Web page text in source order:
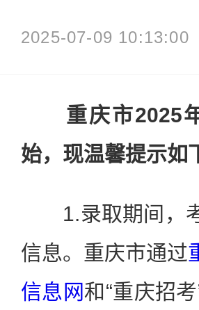
2025-07-09 10:13:00
重庆市2025
始，现温馨提示如
1.录取期间，考
信息。重庆市通过
信息网和“重庆招